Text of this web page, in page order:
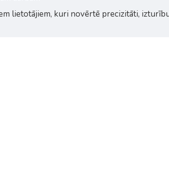
lietotājiem, kuri novērtē precizitāti,